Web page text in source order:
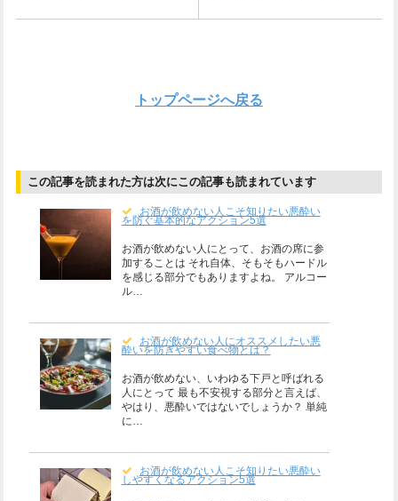
トップページへ戻る
この記事を読まれた方は次にこの記事も読まれています
お酒が飲めない人こそ知りたい悪酔い
を防ぐ基本的なアクション5選
お酒が飲めない人にとって、お酒の席に参
加することは それ自体、そもそもハードル
を感じる部分でもありますよね。 アルコー
ル…
お酒が飲めない人にオススメしたい悪
酔いを防ぎやすい食べ物とは？
お酒が飲めない、いわゆる下戸と呼ばれる
人にとって 最も不安視する部分と言えば、
やはり、悪酔いではないでしょうか？ 単純
に…
お酒が飲めない人こそ知りたい悪酔い
しやすくなるアクション5選